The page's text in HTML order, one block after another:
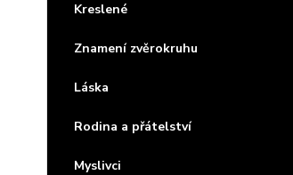
Kreslené
Znamení zvěrokruhu
Láska
Rodina a přátelství
Myslivci